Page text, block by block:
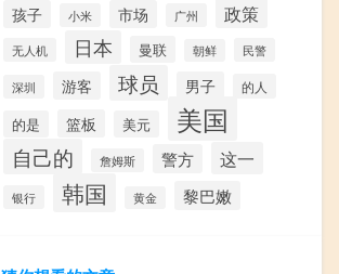
孩子 小米 市场 广州 政策
无人机 日本 曼联 朝鲜 民警
深圳 游客 球员 男子 的人
的是 篮板 美元 美国
自己的 詹姆斯 警方 这一
银行 韩国 黄金 黎巴嫩